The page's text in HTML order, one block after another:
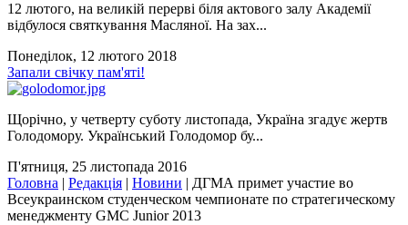
12 лютого, на великій перерві біля актового залу Академії
відбулося святкування Масляної. На зах...
Понеділок, 12 лютого 2018
Запали свічку пам'яті!
Щорічно, у четверту суботу листопада, Україна згадує жертв
Голодомору. Український Голодомор бу...
П'ятниця, 25 листопада 2016
Головна | Редакція | Новини | ДГМА примет участие во
Всеукраинском студенческом чемпионате по стратегическому
менеджменту GMC Junior 2013